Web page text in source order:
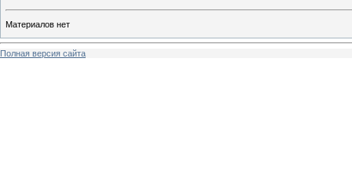
Материалов нет
Полная версия сайта